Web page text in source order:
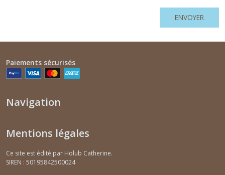
ENVOYER
Paiements sécurisés
Navigation
Mentions légales
Ce site est édité par Holub Catherine.
SIREN : 50195842500024